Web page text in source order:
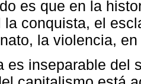
es que en la
la conquista, el
la violencia,
es inseparable del